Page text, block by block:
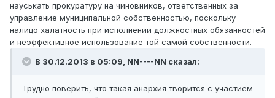
науськать прокуратуру на чиновников, ответственных за
управление муниципальной собственностью, поскольку
налицо халатность при исполнении должностных обязанностей
и неэффективное использование той самой собственности.
В 30.12.2013 в 05:09, NN----NN сказал:
Трудно поверить, что такая анархия творится с участием